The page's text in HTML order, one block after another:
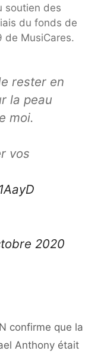
soutien des
du fonds de
de MusiCares.
rester en
la peau
moi.
vos
2020
confirme que la
Anthony était